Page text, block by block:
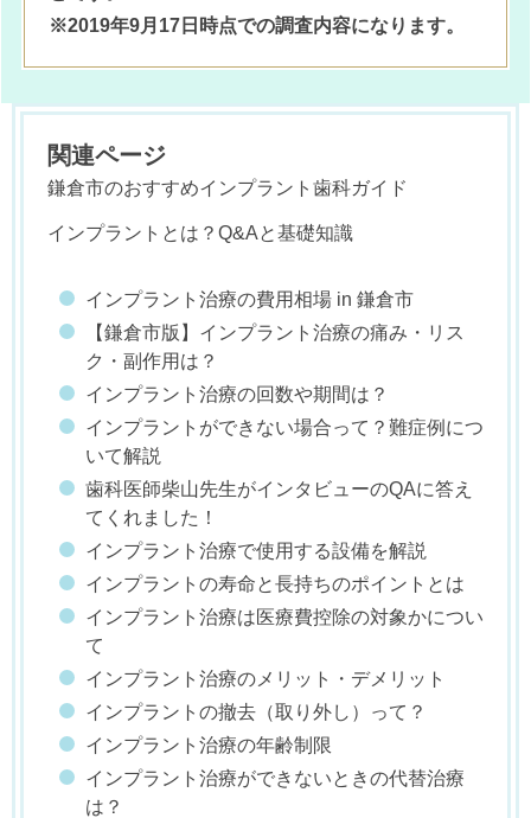
※2019年9月17日時点での調査内容になります。
関連ページ
鎌倉市のおすすめインプラント歯科ガイド
インプラントとは？Q&Aと基礎知識
インプラント治療の費用相場 in 鎌倉市
【鎌倉市版】インプラント治療の痛み・リス
ク・副作用は？
インプラント治療の回数や期間は？
インプラントができない場合って？難症例につ
いて解説
歯科医師柴山先生がインタビューのQAに答え
てくれました！
インプラント治療で使用する設備を解説
インプラントの寿命と長持ちのポイントとは
インプラント治療は医療費控除の対象かについ
て
インプラント治療のメリット・デメリット
インプラントの撤去（取り外し）って？
インプラント治療の年齢制限
インプラント治療ができないときの代替治療
は？